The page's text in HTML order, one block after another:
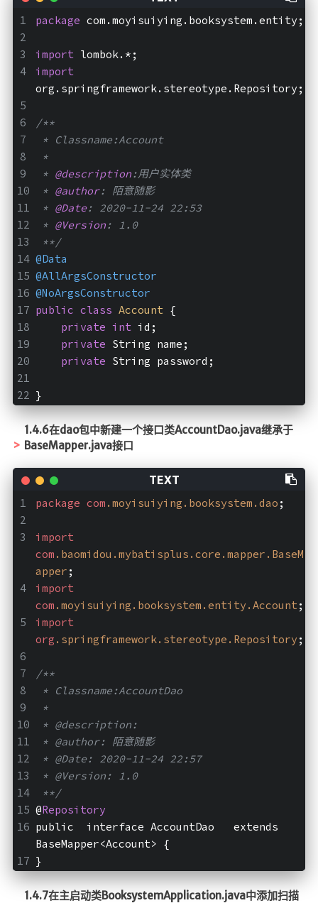
package com.moyisuiying.booksystem.entity;
import lombok.*;
import
org.springframework.stereotype.Repository;
/**
* Classname:Account
*
* @description:用户实体类
* @author: 陌意随影
* @Date: 2020-11-24 22:53
* @Version: 1.0
**/
@Data
@AllArgsConstructor
@NoArgsConstructor
public class Account {
private int id;
private String name;
private String password;
}
1.4.6在dao包中新建一个接口类AccountDao.java继承于
BaseMapper.java接口
package com .moyisuiying .booksystem .dao ;
import
com .baomidou .mybatisplus .core .mapper .BaseM
apper ;
import
com .moyisuiying .booksystem .entity .Account ;
import
org .springframework .stereotype .Repository ;
/**
* Classname:AccountDao
*
* @description:
* @author: 陌意随影
* @Date: 2020-11-24 22:57
* @Version: 1.0
**/
@Repository
public  interface AccountDao   extends
BaseMapper<Account> {
}
1.4.7在主启动类BooksystemApplication.java中添加扫描